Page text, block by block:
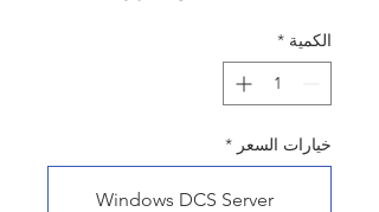
الكمية *
خيارات السعر *
Windows DCS Server